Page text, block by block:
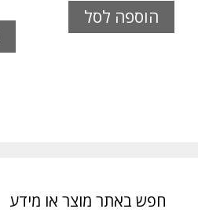
הוספה לסל
חפש באתר מוצר או מידע